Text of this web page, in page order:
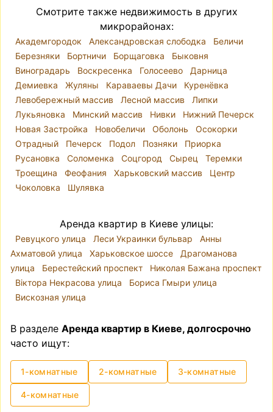
Киева без посредников, лишних затрат
времени и максимально недорого —
периодически заглядывайте в этот раздел на
realt.ua, чтобы не пропустить самые выгодные
цены.
Смотрите также недвижимость в других
микрорайонах:
Академгородок Александровская слободка
Беличи
Березняки
Бортничи Борщаговка
Быковня
Виноградарь
Воскресенка Голосеево
Дарница
Демиевка
Жуляны Караваевы Дачи
Куренёвка
Левобережный массив
Лесной массив
Липки
Лукьяновка
Минский массив Нивки
Нижний Печерск
Новая Застройка
Новобеличи Оболонь
Осокорки
Отрадный
Печерск Подол Позняки
Приорка
Русановка
Соломенка Соцгород Сырец
Теремки
Троещина
Феофания Харьковский массив
Центр
Чоколовка
Шулявка
Аренда квартир в Киеве улицы:
Ревуцкого улица Леси Украинки бульвар
Анны
Ахматовой улица
Харьковское шоссе
Драгоманова
улица
Берестейский проспект
Николая Бажана проспект
Віктора Некрасова улица
Бориса Гмыри улица
Вискозная улица
В разделе Аренда квартир в Киеве, долгосрочно
часто ищут:
1-комнатные 2-комнатные 3-комнатные
4-комнатные